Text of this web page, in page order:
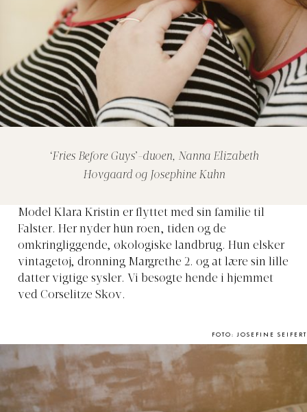
‘Fries Before Guys’-duoen, Nanna Elizabeth
Hovgaard og Josephine Kuhn
Model Klara Kristin er flyttet med sin familie til
Falster. Her nyder hun roen, tiden og de
omkringliggende, økologiske landbrug. Hun elsker
vintagetøj, dronning Margrethe 2. og at lære sin lille
datter vigtige sysler. Vi besøgte hende i hjemmet
ved Corselitze Skov.
FOTO: JOSEFINE SEIFERT